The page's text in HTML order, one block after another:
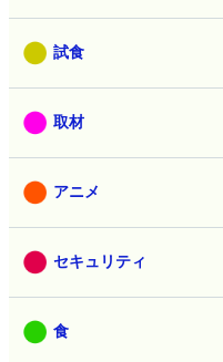
試食
取材
アニメ
セキュリティ
食